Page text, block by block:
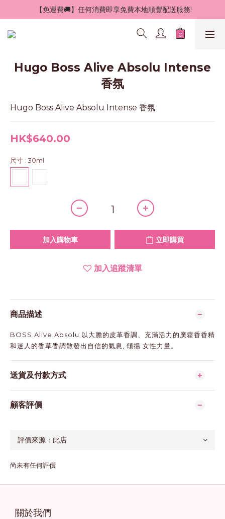
【免運費🚚】任何消費即享免費本地順豐配送服務!
Hugo Boss Alive Absolu Intense
香氛
Hugo Boss Alive Absolu Intense 香氛
HK$640.00
尺寸 : 30ml
加入購物車 立即購買
加入追蹤清單
商品描述
BOSS Alive Absolu 以大膽的皮革香調、充滿活力的廣藿香香精
和迷人的香草香調散發出自信的氣息, 頌揚 女性力量。
送貨及付款方式
顧客評價
尚未有任何評價
關於我們